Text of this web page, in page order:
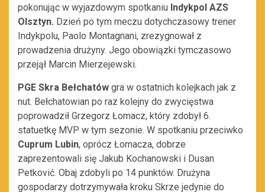
pokonując w wyjazdowym spotkaniu Indykpol AZS
Olsztyn. Dzień po tym meczu dotychczasowy trener
Indykpolu, Paolo Montagnani, zrezygnował z
prowadzenia drużyny. Jego obowiązki tymczasowo
przejął Marcin Mierzejewski.
PGE Skra Bełchatów gra w ostatnich kolejkach jak z
nut. Bełchatowian po raz kolejny do zwycięstwa
poprowadził Grzegorz Łomacz, który zdobył 6.
statuetkę MVP w tym sezonie. W spotkaniu przeciwko
Cuprum Lubin, oprócz Łomacza, dobrze
zaprezentowali się Jakub Kochanowski i Dusan
Petković. Obaj zdobyli po 14 punktów. Drużyna
gospodarzy dotrzymywała kroku Skrze jedynie do